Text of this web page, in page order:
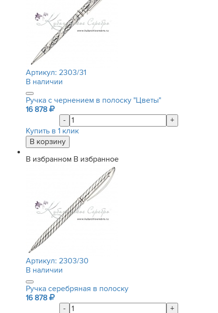
Артикул: 2303/31
В наличии
Ручка с чернением в полоску "Цветы"
16 878
-
+
Купить в 1 клик
В избранном В избранное
Артикул: 2303/30
В наличии
Ручка серебряная в полоску
16 878
-
+